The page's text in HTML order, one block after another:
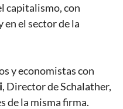
capitalismo, con
el sector de la
y economistas con
, Director de Schalather,
de la misma firma.